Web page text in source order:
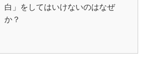
白」をしてはいけないのはなぜ
か？